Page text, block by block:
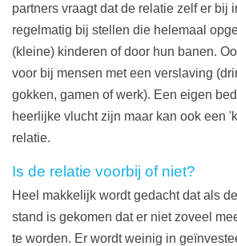
partners vraagt dat de relatie zelf er bij
regelmatig bij stellen die helemaal
(kleine) kinderen of door hun banen.
voor bij mensen met een verslaving
gokken, gamen of werk). Een eigen
heerlijke vlucht zijn maar kan ook een
relatie.
Is de relatie voorbij of niet?
Heel makkelijk wordt gedacht dat als
stand is gekomen dat er niet zoveel
te worden. Er wordt weinig in